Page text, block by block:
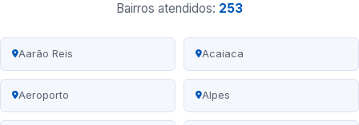
Bairros atendidos: 253
Aarão Reis Acaiaca
Aeroporto Alpes